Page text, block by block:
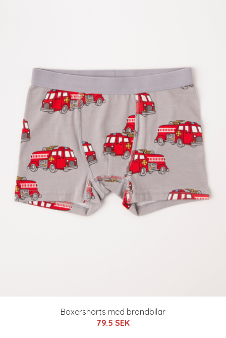
Boxershorts med brandbilar
79.5 SEK